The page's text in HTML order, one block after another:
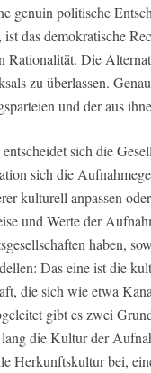
genuin politische
das demokratische
Rationalität. Die
zu überlassen.
und der aus
sich die
sich die
kulturell anpassen
und Werte der
haben,
Das eine ist die
die sich wie etwa
gibt es zwei
die Kultur der
Herkunftskultur bei,